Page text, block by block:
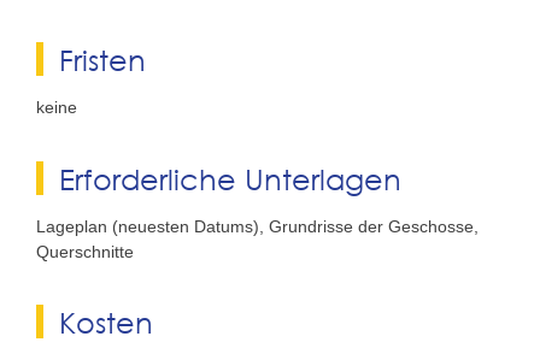
Fristen
keine
Erforderliche Unterlagen
Lageplan (neuesten Datums), Grundrisse der Geschosse,
Querschnitte
Kosten